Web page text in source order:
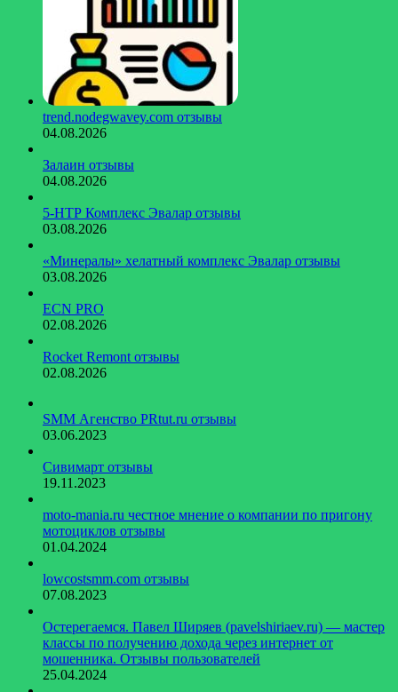
trend.nodegwavey.com отзывы
04.08.2026
Залаин отзывы
04.08.2026
5-НТР Комплекс Эвалар отзывы
03.08.2026
«Минералы» хелатный комплекс Эвалар отзывы
03.08.2026
ECN PRO
02.08.2026
Rocket Remont отзывы
02.08.2026
SMM Агенство PRtut.ru отзывы
03.06.2023
Сивимарт отзывы
19.11.2023
moto-mania.ru честное мнение о компании по пригону
мотоциклов отзывы
01.04.2024
lowcostsmm.com отзывы
07.08.2023
Остерегаемся. Павел Ширяев (pavelshiriaev.ru) — мастер
классы по получению дохода через интернет от
мошенника. Отзывы пользователей
25.04.2024